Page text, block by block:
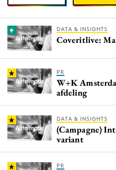
DATA & INSIGHTS
Coveritlive:
PR
W+K
afdeling
DATA & INSIGHTS
(Campagne)
variant
PR